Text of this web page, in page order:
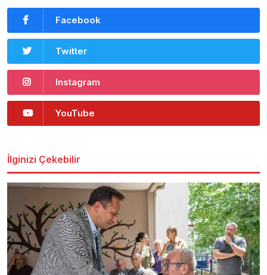
Facebook
Twitter
Instagram
YouTube
İlginizi Çekebilir